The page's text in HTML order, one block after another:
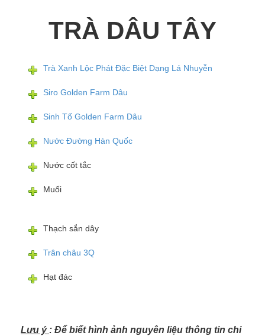
TRÀ DÂU TÂY
Trà Xanh Lộc Phát Đặc Biệt Dạng Lá Nhuyễn
Siro Golden Farm Dâu
Sinh Tố Golden Farm Dâu
Nước Đường Hàn Quốc
Nước cốt tắc
Muối
Thạch sắn dây
Trân châu 3Q
Hạt đác
Lưu ý : Để biết hình ảnh nguyên liệu thông tin chi